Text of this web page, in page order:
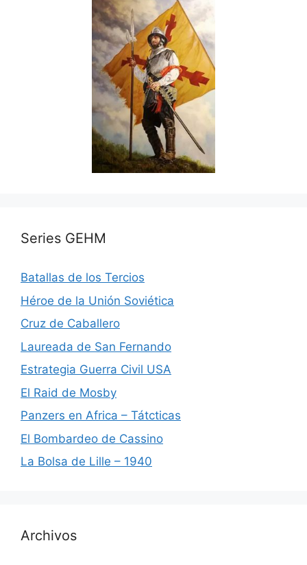
Series GEHM
Batallas de los Tercios
Héroe de la Unión Soviética
Cruz de Caballero
Laureada de San Fernando
Estrategia Guerra Civil USA
El Raid de Mosby
Panzers en Africa – Tátcticas
El Bombardeo de Cassino
La Bolsa de Lille – 1940
Archivos